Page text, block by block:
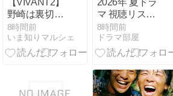
【VIVANT2】
野崎は裏切り
者ではない理
由5つ!二重ス
パイの可能性
8時間前
いま知りマルシェ
2026年 夏ドラ
マ 視聴リスト
＆期待度
8時間前
ドラマ部屋